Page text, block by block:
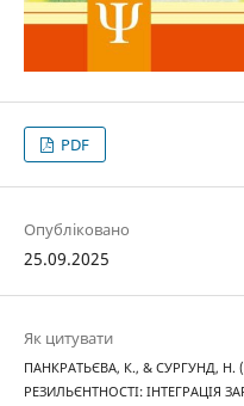
PDF
Опубліковано
25.09.2025
Як цитувати
ПАНКРАТЬЄВА, К., & СУРГУНД, Н.
РЕЗИЛЬЄНТНОСТІ: ІНТЕГРАЦІЯ